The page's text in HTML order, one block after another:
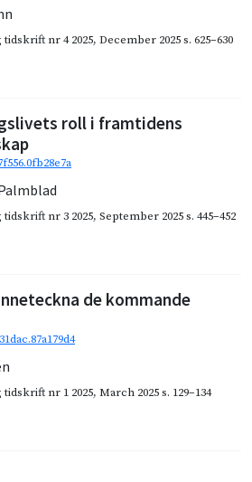
nr 4 2025, December 2025s. 625–630
roll i framtidens
nr 3 2025, September 2025s. 445–452
de kommande
nr 1 2025, March 2025s. 129–134